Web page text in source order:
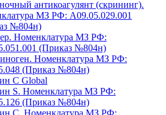
антикоагулянт (скрининг).
МЗ РФ: A09.05.029.001
№804н)
Номенклатура МЗ РФ:
(Приказ №804н)
Номенклатура МЗ РФ:
(Приказ №804н)
C Global
S. Номенклатура МЗ РФ:
(Приказ №804н)
С. Номенклатура МЗ РФ: